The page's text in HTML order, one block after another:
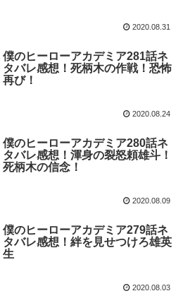
2020.08.31
僕のヒーローアカデミア281話ネ
タバレ感想！死柄木の作戦！恐怖
再び！
2020.08.24
僕のヒーローアカデミア280話ネ
タバレ感想！渾身の裂怒頼雄斗！
死柄木の信念！
2020.08.09
僕のヒーローアカデミア279話ネ
タバレ感想！絆を見せつけろ雄英
生
2020.08.03